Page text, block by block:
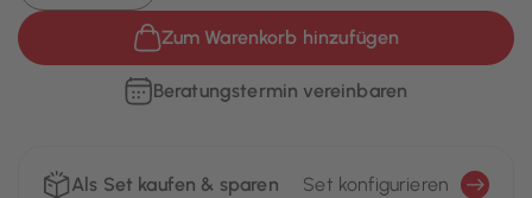
Zum Warenkorb hinzufügen
Beratungstermin vereinbaren
Als Set kaufen & sparen Set konfigurieren